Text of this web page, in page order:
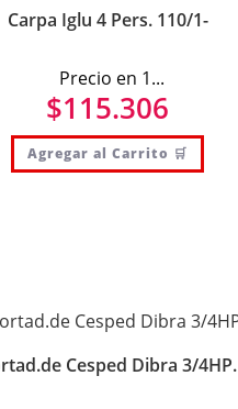
Carpa Iglu 4 Pers. 110/1-
Precio en 1...
$115.306
Agregar al Carrito 🛒
Cesped Dibra 3/4HP.